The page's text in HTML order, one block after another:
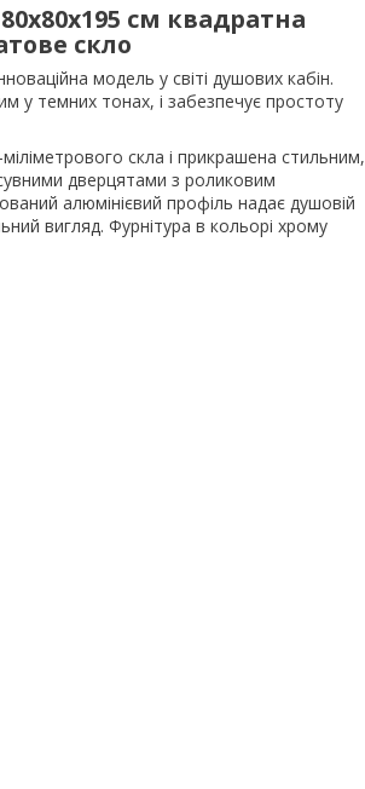
см квадратна
скло
модель у світі душових кабін.
у темних тонах, і забезпечує простоту
скла і прикрашена стильним,
дверцятами з роликовим
алюмінієвий профіль надає душовій
вигляд. Фурнітура в кольорі хрому